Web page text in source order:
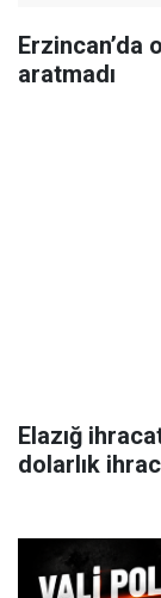
Erzincan’da
aratmadı
Elazığ
dolarlık